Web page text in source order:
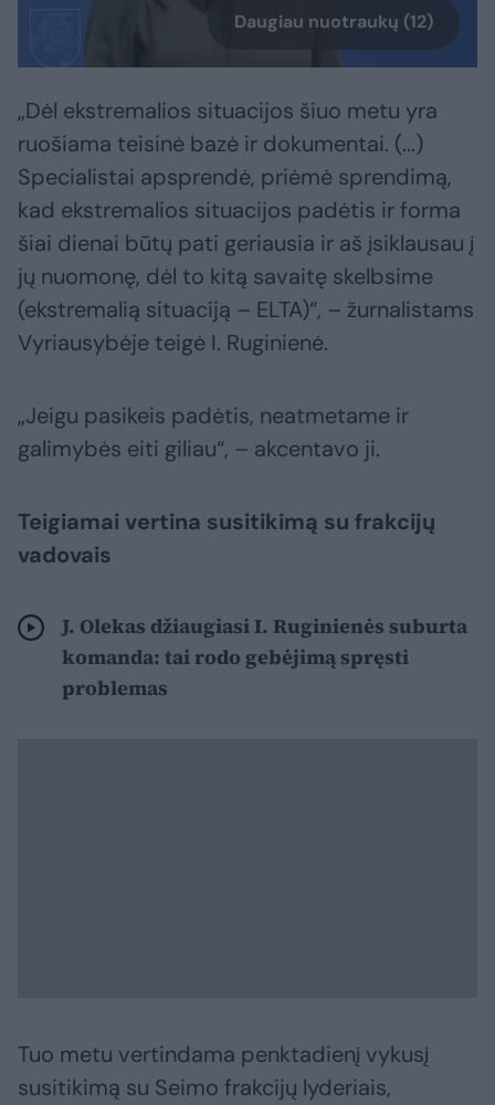
Daugiau nuotraukų (12)
„Dėl ekstremalios situacijos šiuo metu yra
ruošiama teisinė bazė ir dokumentai. (...)
Specialistai apsprendė, priėmė sprendimą,
kad ekstremalios situacijos padėtis ir forma
šiai dienai būtų pati geriausia ir aš įsiklausau į
jų nuomonę, dėl to kitą savaitę skelbsime
(ekstremalią situaciją – ELTA)“, – žurnalistams
Vyriausybėje teigė I. Ruginienė.
„Jeigu pasikeis padėtis, neatmetame ir
galimybės eiti giliau“, – akcentavo ji.
Teigiamai vertina susitikimą su frakcijų
vadovais
J. Olekas džiaugiasi I. Ruginienės suburta
komanda: tai rodo gebėjimą spręsti
problemas
Tuo metu vertindama penktadienį vykusį
susitikimą su Seimo frakcijų lyderiais,